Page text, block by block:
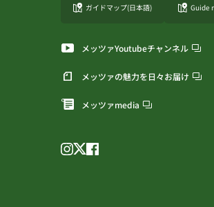
ガイドマップ(日本語) Guide
メッツァYoutubeチャンネル
メッツァの魅力を日々お届け
メッツァmedia